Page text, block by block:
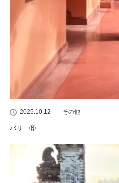
2025.10.12 その他
バリ ⑥